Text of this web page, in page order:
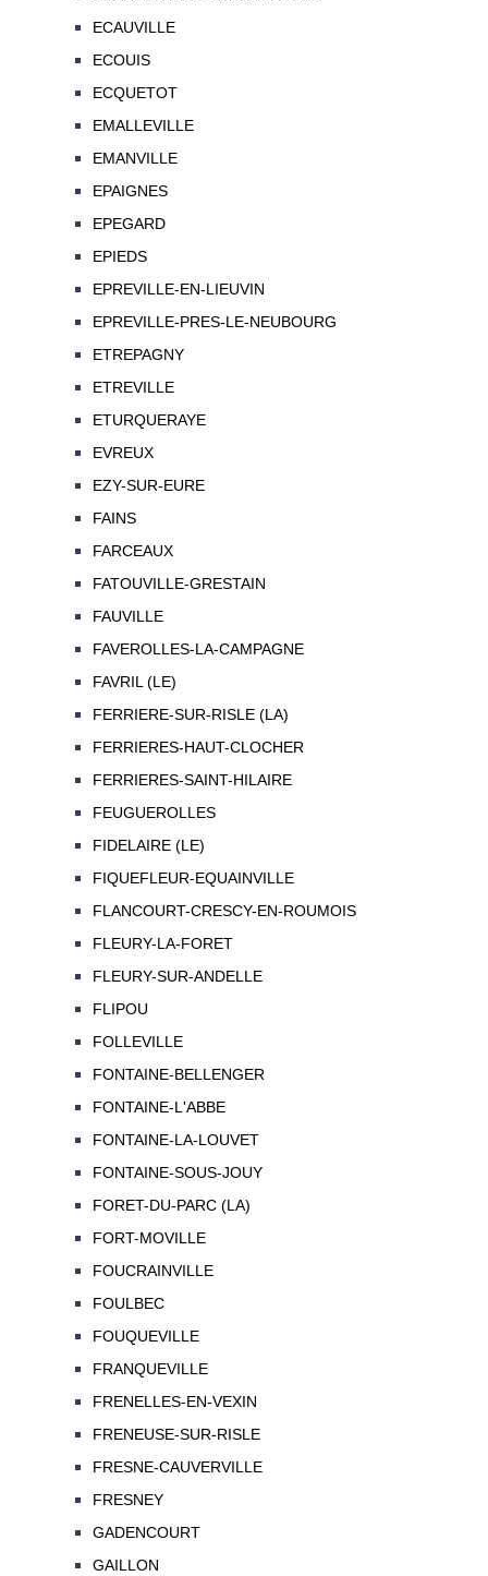
ECAUVILLE
ECOUIS
ECQUETOT
EMALLEVILLE
EMANVILLE
EPAIGNES
EPEGARD
EPIEDS
EPREVILLE-EN-LIEUVIN
EPREVILLE-PRES-LE-NEUBOURG
ETREPAGNY
ETREVILLE
ETURQUERAYE
EVREUX
EZY-SUR-EURE
FAINS
FARCEAUX
FATOUVILLE-GRESTAIN
FAUVILLE
FAVEROLLES-LA-CAMPAGNE
FAVRIL (LE)
FERRIERE-SUR-RISLE (LA)
FERRIERES-HAUT-CLOCHER
FERRIERES-SAINT-HILAIRE
FEUGUEROLLES
FIDELAIRE (LE)
FIQUEFLEUR-EQUAINVILLE
FLANCOURT-CRESCY-EN-ROUMOIS
FLEURY-LA-FORET
FLEURY-SUR-ANDELLE
FLIPOU
FOLLEVILLE
FONTAINE-BELLENGER
FONTAINE-L'ABBE
FONTAINE-LA-LOUVET
FONTAINE-SOUS-JOUY
FORET-DU-PARC (LA)
FORT-MOVILLE
FOUCRAINVILLE
FOULBEC
FOUQUEVILLE
FRANQUEVILLE
FRENELLES-EN-VEXIN
FRENEUSE-SUR-RISLE
FRESNE-CAUVERVILLE
FRESNEY
GADENCOURT
GAILLON